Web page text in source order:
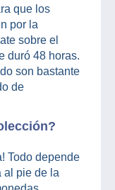
que los
por la
sobre el
duró 48 horas.
son bastante
de
Todo depende
al pie de la